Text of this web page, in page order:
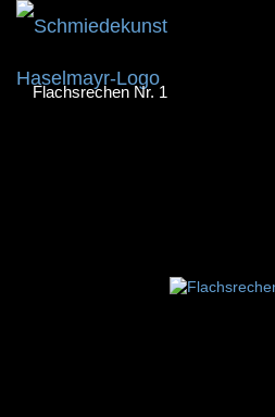
Flachsrechen Nr. 1